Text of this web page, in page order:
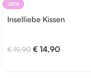
-25%
Inselliebe Kissen
€19,90 € 14,90